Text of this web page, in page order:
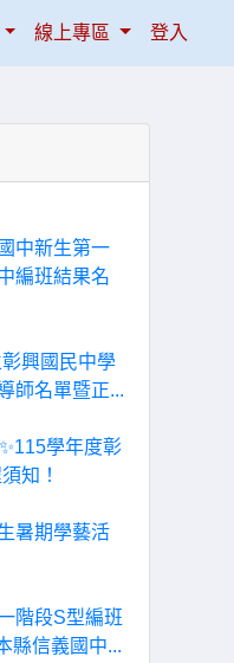
線上專區 登入
中新生第一
編班結果名
彰興國民中學
師名單暨正...
學年度彰
知！
暑期學藝活
階段S型編班
縣信義國中...